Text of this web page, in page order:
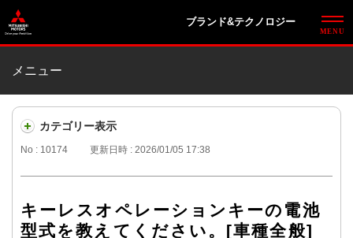
ブランド&テクノロジー
メニュー
カテゴリー表示
No : 10174 更新日時 : 2026/01/05 17:38
キーレスオペレーションキーの電池
型式を教えてください。[車種全般]